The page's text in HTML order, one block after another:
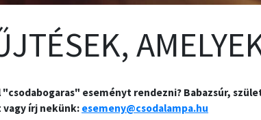
eseményt rendezni? Babazsúr,
vagy írj nekünk: esemeny@csodalampa.hu